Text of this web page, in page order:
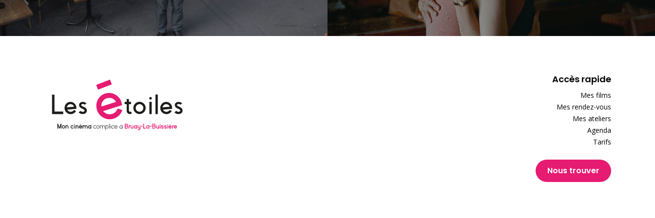
Accès rapide
Mes films
Mes rendez-vous
Mes ateliers
Agenda
Tarifs
Nous trouver